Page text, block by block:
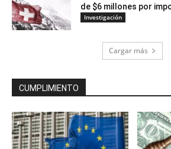
de $6 millones por
Investigación
Cargar más
CUMPLIMIENTO